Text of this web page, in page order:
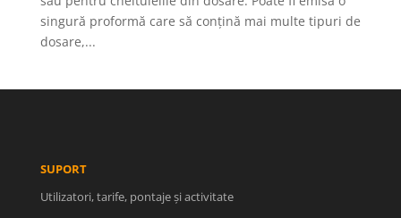
singură proformă care să conțină mai multe tipuri de
dosare,...
SUPORT
Utilizatori, tarife, pontaje și activitate